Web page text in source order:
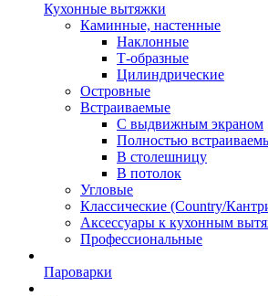
Кухонные вытяжки
Каминные, настенные
Наклонные
Т-образные
Цилиндрические
Островные
Встраиваемые
С выдвижным экраном
Полностью
В столешницу
В потолок
Угловые
Классические (Country/
Аксессуары к кухонным
Профессиональные
Пароварки